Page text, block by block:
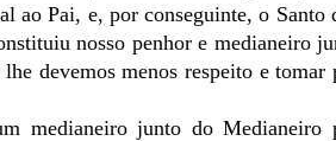
ao Pai, e, por conseguinte, o Santo
nosso penhor e medianeiro
devemos menos respeito e tomar
medianeiro junto do Medianeiro